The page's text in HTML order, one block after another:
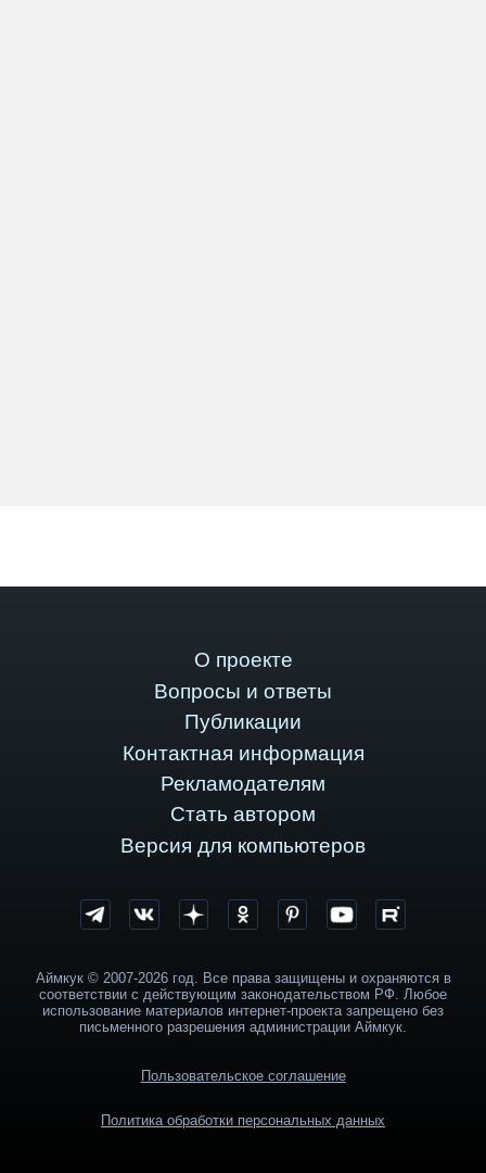
О проекте
Вопросы и ответы
Публикации
Контактная информация
Рекламодателям
Стать автором
Версия для компьютеров
Аймкук © 2007-2026 год. Все права защищены и охраняются в
соответствии с действующим законодательством РФ. Любое
использование материалов интернет-проекта запрещено без
письменного разрешения администрации Аймкук.
Пользовательское соглашение
Политика обработки персональных данных